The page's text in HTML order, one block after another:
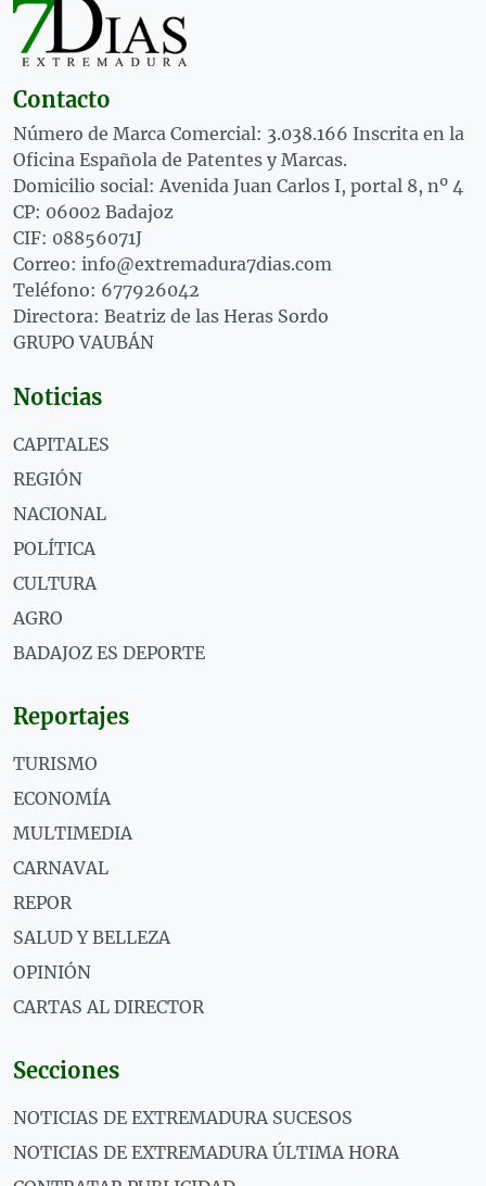
Contacto
Número de Marca Comercial: 3.038.166 Inscrita en la
Oficina Española de Patentes y Marcas.
Domicilio social: Avenida Juan Carlos I, portal 8, nº 4
CP: 06002 Badajoz
CIF: 08856071J
Correo: info@extremadura7dias.com
Teléfono: 677926042
Directora: Beatriz de las Heras Sordo
GRUPO VAUBÁN
Noticias
CAPITALES
REGIÓN
NACIONAL
POLÍTICA
CULTURA
AGRO
BADAJOZ ES DEPORTE
Reportajes
TURISMO
ECONOMÍA
MULTIMEDIA
CARNAVAL
REPOR
SALUD Y BELLEZA
OPINIÓN
CARTAS AL DIRECTOR
Secciones
NOTICIAS DE EXTREMADURA SUCESOS
NOTICIAS DE EXTREMADURA ÚLTIMA HORA